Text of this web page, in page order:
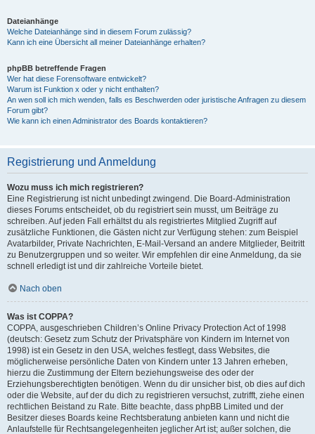
Dateianhänge
Welche Dateianhänge sind in diesem Forum zulässig?
Kann ich eine Übersicht all meiner Dateianhänge erhalten?
phpBB betreffende Fragen
Wer hat diese Forensoftware entwickelt?
Warum ist Funktion x oder y nicht enthalten?
An wen soll ich mich wenden, falls es Beschwerden oder juristische Anfragen zu diesem
Forum gibt?
Wie kann ich einen Administrator des Boards kontaktieren?
Registrierung und Anmeldung
Wozu muss ich mich registrieren?
Eine Registrierung ist nicht unbedingt zwingend. Die Board-Administration
dieses Forums entscheidet, ob du registriert sein musst, um Beiträge zu
schreiben. Auf jeden Fall erhältst du als registriertes Mitglied Zugriff auf
zusätzliche Funktionen, die Gästen nicht zur Verfügung stehen: zum Beispiel
Avatarbilder, Private Nachrichten, E-Mail-Versand an andere Mitglieder, Beitritt
zu Benutzergruppen und so weiter. Wir empfehlen dir eine Anmeldung, da sie
schnell erledigt ist und dir zahlreiche Vorteile bietet.
Nach oben
Was ist COPPA?
COPPA, ausgeschrieben Children’s Online Privacy Protection Act of 1998
(deutsch: Gesetz zum Schutz der Privatsphäre von Kindern im Internet von
1998) ist ein Gesetz in den USA, welches festlegt, dass Websites, die
möglicherweise persönliche Daten von Kindern unter 13 Jahren erheben,
hierzu die Zustimmung der Eltern beziehungsweise des oder der
Erziehungsberechtigten benötigen. Wenn du dir unsicher bist, ob dies auf dich
oder die Website, auf der du dich zu registrieren versuchst, zutrifft, ziehe einen
rechtlichen Beistand zu Rate. Bitte beachte, dass phpBB Limited und der
Besitzer dieses Boards keine Rechtsberatung anbieten kann und nicht die
Anlaufstelle für Rechtsangelegenheiten jeglicher Art ist; außer solchen, die